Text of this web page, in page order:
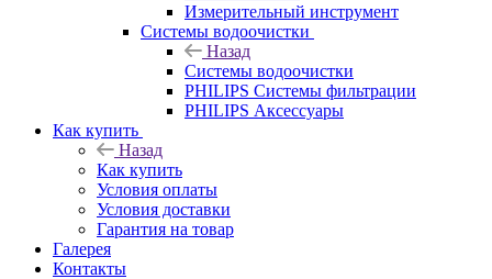
Измерительный инструмент
Системы водоочистки
Назад
Системы водоочистки
PHILIPS Системы фильтрации
PHILIPS Аксессуары
Как купить
Назад
Как купить
Условия оплаты
Условия доставки
Гарантия на товар
Галерея
Контакты